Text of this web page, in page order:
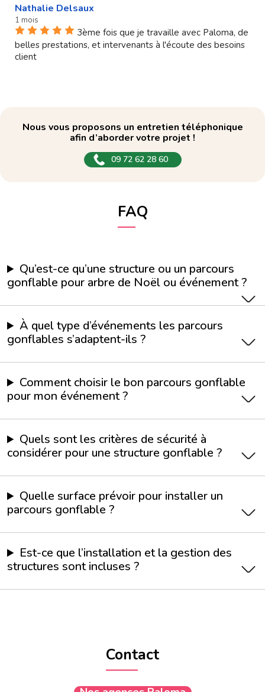
Nathalie Delsaux
1 mois
3ème fois que je travaille avec Paloma, de
belles prestations, et intervenants à l'écoute des besoins
client
Nous vous proposons un entretien téléphonique
afin d’aborder votre projet !
09 72 62 28 60
FAQ
Qu’est-ce qu’une structure ou un parcours
gonflable pour arbre de Noël ou événement ?
À quel type d’événements les parcours
gonflables s’adaptent-ils ?
Comment choisir le bon parcours gonflable
pour mon événement ?
Quels sont les critères de sécurité à
considérer pour une structure gonflable ?
Quelle surface prévoir pour installer un
parcours gonflable ?
Est-ce que l’installation et la gestion des
structures sont incluses ?
Contact